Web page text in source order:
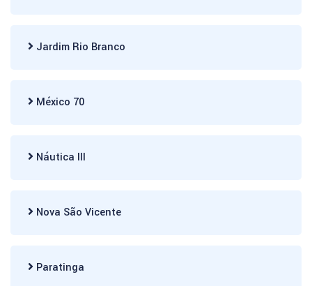
Jardim Rio Branco
México 70
Náutica III
Nova São Vicente
Paratinga